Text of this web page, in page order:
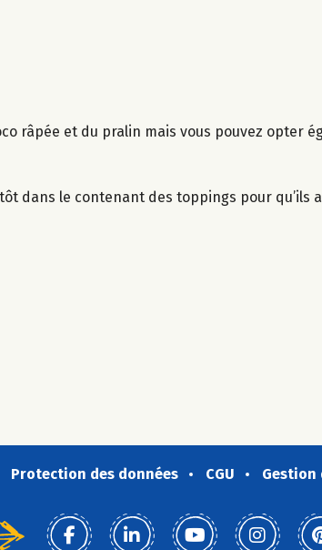
râpée et du pralin mais vous pouvez opter
dans le contenant des toppings pour qu’ils
Protection des données CGU Gestion